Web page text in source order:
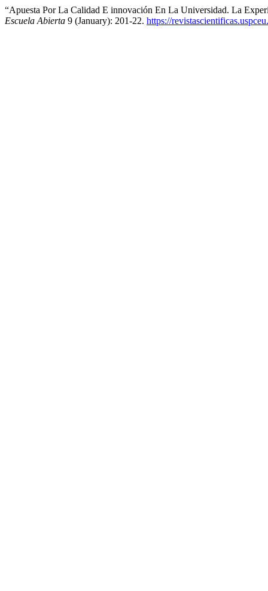
“Apuesta Por La Calidad E innovación En La Universidad. La
Escuela Abierta 9 (January): 201-22. https://